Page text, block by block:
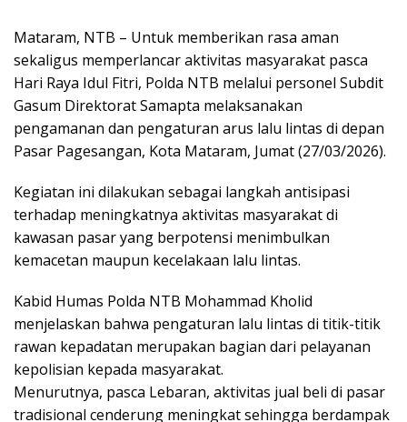
Mataram, NTB – Untuk memberikan rasa aman
sekaligus memperlancar aktivitas masyarakat pasca
Hari Raya Idul Fitri, Polda NTB melalui personel Subdit
Gasum Direktorat Samapta melaksanakan
pengamanan dan pengaturan arus lalu lintas di depan
Pasar Pagesangan, Kota Mataram, Jumat (27/03/2026).
Kegiatan ini dilakukan sebagai langkah antisipasi
terhadap meningkatnya aktivitas masyarakat di
kawasan pasar yang berpotensi menimbulkan
kemacetan maupun kecelakaan lalu lintas.
Kabid Humas Polda NTB Mohammad Kholid
menjelaskan bahwa pengaturan lalu lintas di titik-titik
rawan kepadatan merupakan bagian dari pelayanan
kepolisian kepada masyarakat.
Menurutnya, pasca Lebaran, aktivitas jual beli di pasar
tradisional cenderung meningkat sehingga berdampak